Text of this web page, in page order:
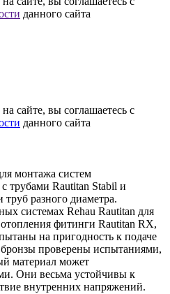
данного сайта
сайте, вы соглашаетесь с
данного сайта
монтажа систем
трубами Rautitan Stabil и
разного диаметра.
системах Rehau Rautitan для
фитинги Rautitan RX,
на пригодность к подаче
проверены испытаниями,
материал может
Они весьма устойчивы к
внутренних напряжений.